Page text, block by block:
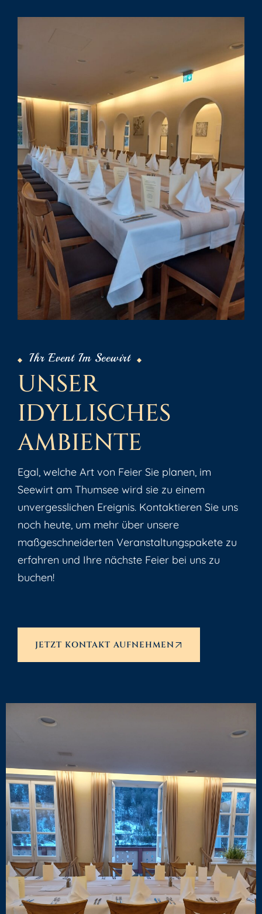
Ihr Event Im Seewirt
UNSER
IDYLLISCHES
AMBIENTE
Egal, welche Art von Feier Sie planen, im
Seewirt am Thumsee wird sie zu einem
unvergesslichen Ereignis. Kontaktieren Sie uns
noch heute, um mehr über unsere
maßgeschneiderten Veranstaltungspakete zu
erfahren und Ihre nächste Feier bei uns zu
buchen!
JETZT KONTAKT AUFNEHMEN